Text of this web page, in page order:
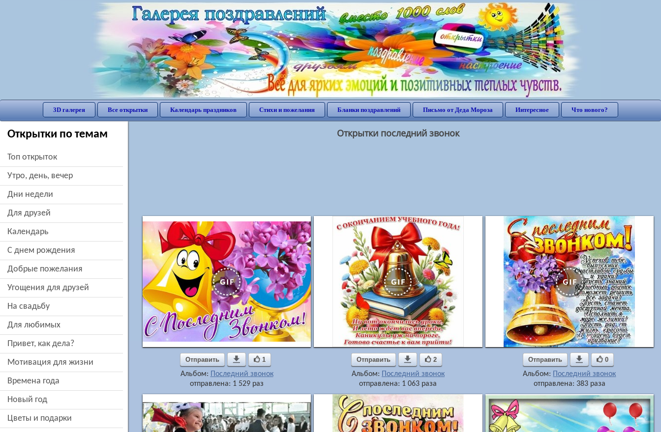
3D галерея Все открытки Календарь праздников Стихи и пожелания Бланки поздравлений Письмо от Деда Мороза Интересное Что нового?
Открытки по темам
Топ открыток
утро, день, вечер
дни недели
для друзей
Календарь
c днем рождения
добрые пожелания
угощения для друзей
на свадьбу
для любимых
привет, как дела?
мотивация для жизни
времена года
новый год
цветы и подарки
Открытки последний звонок
Отправить  1
Альбом:
Последний звонок
отправлена: 1 529 раз
Отправить  2
Альбом:
Последний звонок
отправлена: 1 063 раза
Отправить  0
Альбом:
Последний звонок
отправлена: 383 раза